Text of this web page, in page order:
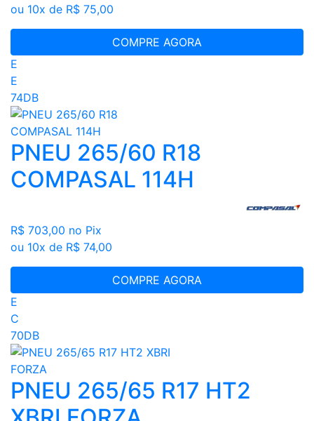
ou 10x de R$ 75,00
COMPRE AGORA
E
E
74DB
PNEU 265/60 R18
COMPASAL 114H
R$ 703,00 no Pix
ou 10x de R$ 74,00
COMPRE AGORA
E
C
70DB
PNEU 265/65 R17 HT2